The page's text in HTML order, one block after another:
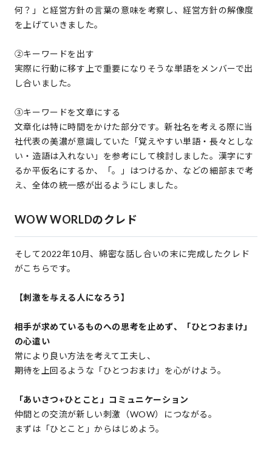
何？」と経営方針の言葉の意味を考察し、経営方針の解像度
を上げていきました。
②キーワードを出す
実際に行動に移す上で重要になりそうな単語をメンバーで出
し合いました。
③キーワードを文章にする
文章化は特に時間をかけた部分です。新社名を考える際に当
社代表の美濃が意識していた「覚えやすい単語・長々としな
い・造語は入れない」を参考にして検討しました。漢字にす
るか平仮名にするか、「。」はつけるか、などの細部まで考
え、全体の統一感が出るようにしました。
WOW WORLDのクレド
そして2022年10月、綿密な話し合いの末に完成したクレド
がこちらです。
【刺激を与える人になろう】
相手が求めているものへの思考を止めず、「ひとつおまけ」
の心遣い
常により良い方法を考えて工夫し、
期待を上回るような「ひとつおまけ」を心がけよう。
「あいさつ+ひとこと」コミュニケーション
仲間との交流が新しい刺激（WOW）につながる。
まずは「ひとこと」からはじめよう。